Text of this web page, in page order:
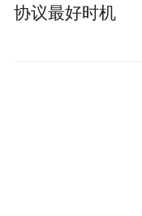
协议最好时机